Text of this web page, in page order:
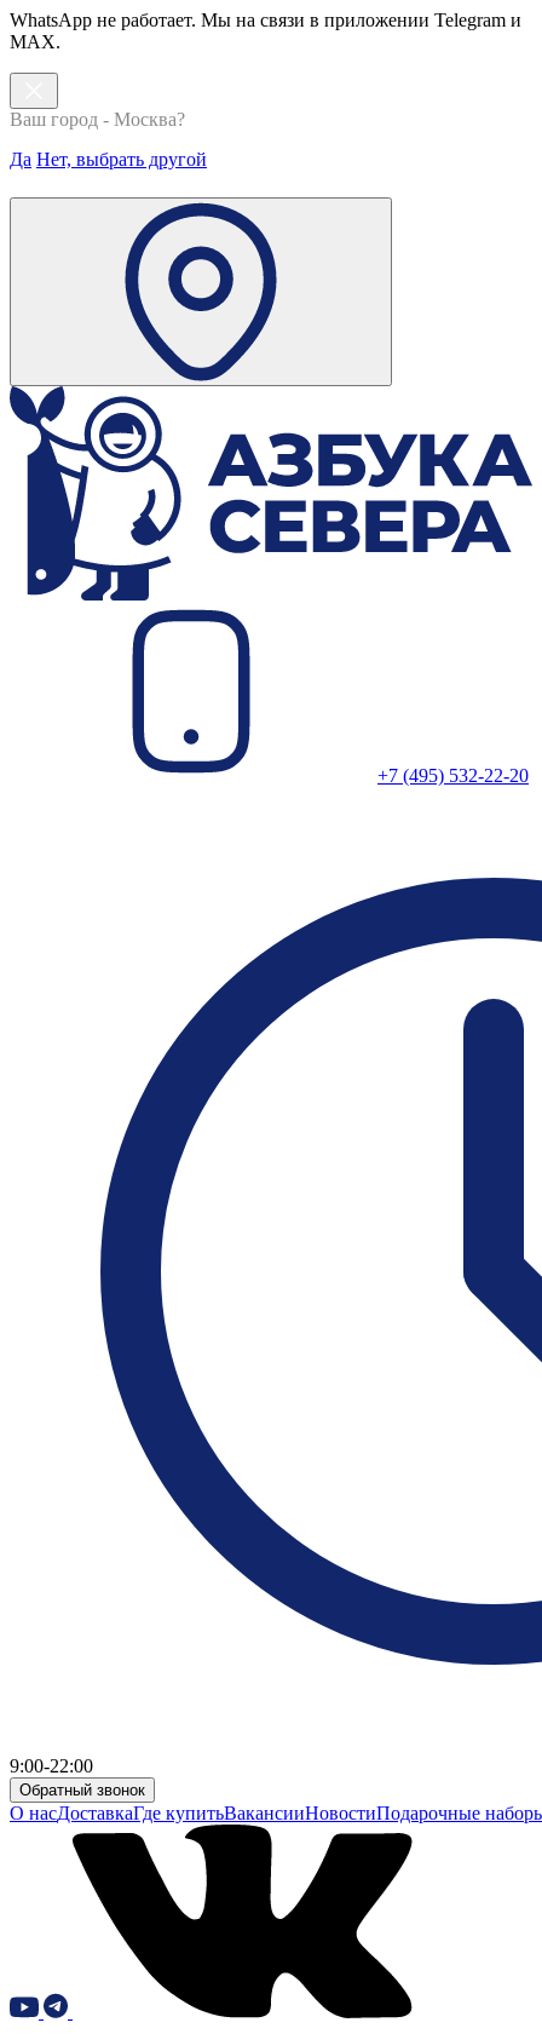
WhatsApp не работает. Мы на связи в приложении Telegram и
MAX.
Ваш город - Москва?
Да Нет, выбрать другой
+7 (495) 532-22-20
9:00-22:00
Обратный звонок
О насДоставкаГде купитьВакансииНовостиПодарочные